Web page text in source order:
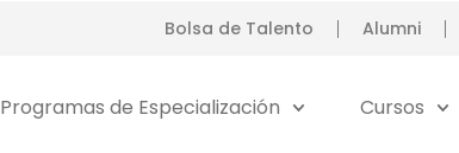
Bolsa de Talento Alumni
Programas de Especialización Cursos